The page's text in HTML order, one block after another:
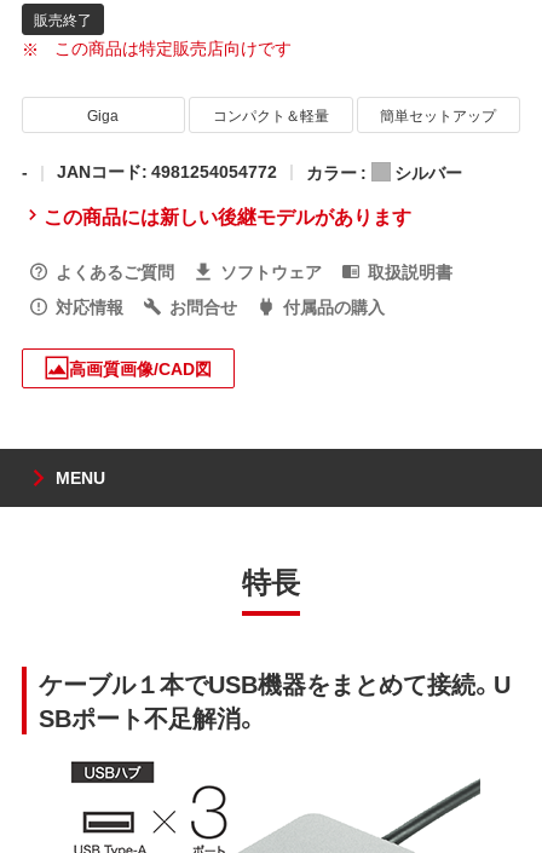
この商品は特定販売店向けです
Giga コンパクト＆軽量 簡単セットアップ
- JANコード: 4981254054772 カラー : シルバー
この商品には新しい後継モデルがあります
よくあるご質問 ソフトウェア
取扱説明書
対応情報
お問合せ 付属品の購入
高画質画像/CAD図
MENU
特長
ケーブル１本でUSB機器をまとめて接続。U
SBポート不足解消。